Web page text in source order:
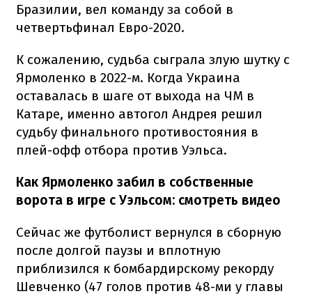
Бразилии, вел команду за собой в
четвертьфинал Евро-2020.
К сожалению, судьба сыграла злую шутку с
Ярмоленко в 2022-м. Когда Украина
оставалась в шаге от выхода на ЧМ в
Катаре, именно автогол Андрея решил
судьбу финального противостояния в
плей-офф отбора против Уэльса.
Как Ярмоленко забил в собственные
ворота в игре с Уэльсом: смотреть видео
Сейчас же футболист вернулся в сборную
после долгой паузы и вплотную
приблизился к бомбардирскому рекорду
Шевченко (47 голов против 48-ми у главы